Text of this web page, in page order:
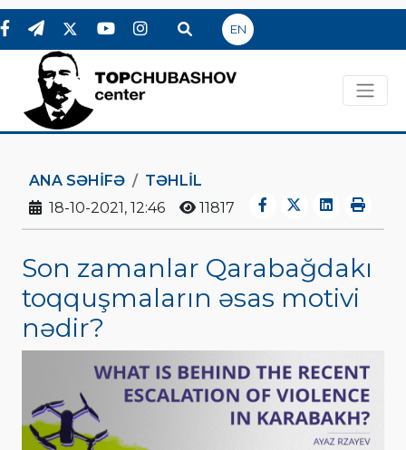
EN
ANA SƏHIFƏ
TƏHLİL
18-10-2021, 12:46
11817
Son zamanlar Qarabağdakı
toqquşmaların əsas motivi
nədir?